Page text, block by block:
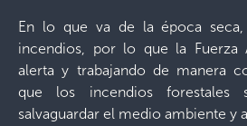
En lo que va de la época
incendios, por lo que la Fuerza
alerta y trabajando de manera
que los incendios forestales
salvaguardar el medio ambiente y